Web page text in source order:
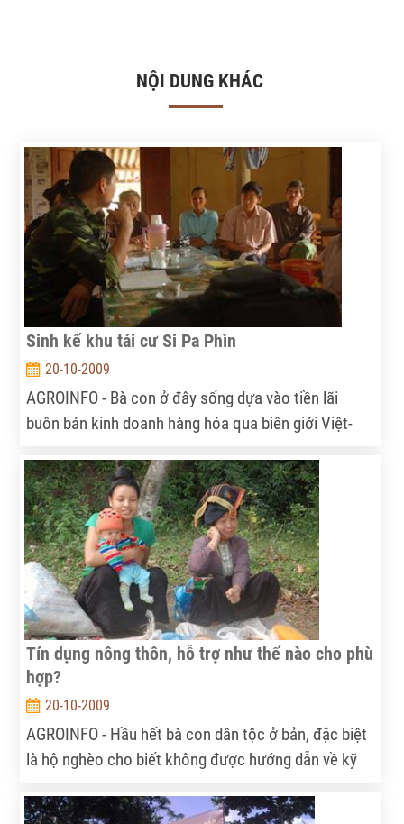
NỘI DUNG KHÁC
Sinh kế khu tái cư Si Pa Phìn
20-10-2009
AGROINFO - Bà con ở đây sống dựa vào tiền lãi
buôn bán kinh doanh hàng hóa qua biên giới Việt-
loại hàng hóa: chó, gà, vịt, măng khô…
Tín dụng nông thôn, hỗ trợ như thế nào cho phù
hợp?
20-10-2009
AGROINFO - Hầu hết bà con dân tộc ở bản, đặc biệt
là hộ nghèo cho biết không được hướng dẫn về kỹ
hộ nghèo không dám vay vốn, vì không biết vay để